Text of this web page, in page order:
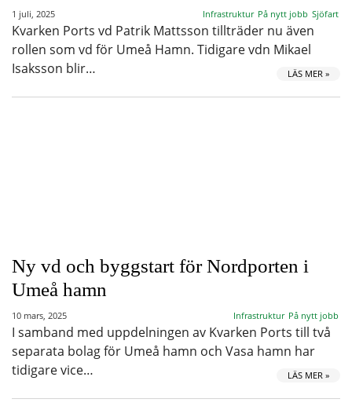
1 juli, 2025 Infrastruktur På nytt jobb Sjöfart
Kvarken Ports vd Patrik Mattsson tillträder nu även
rollen som vd för Umeå Hamn. Tidigare vdn Mikael
Isaksson blir…
LÄS MER »
Ny vd och byggstart för Nordporten i
Umeå hamn
10 mars, 2025 Infrastruktur På nytt jobb
I samband med uppdelningen av Kvarken Ports till två
separata bolag för Umeå hamn och Vasa hamn har
tidigare vice…
LÄS MER »